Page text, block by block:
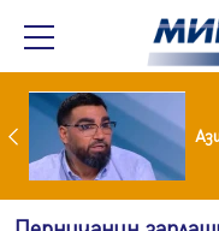
във фейсбук и инстаграм за непълнолетни